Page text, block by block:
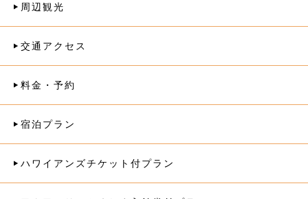
周辺観光
交通アクセス
料金・予約
宿泊プラン
ハワイアンズチケット付プラン